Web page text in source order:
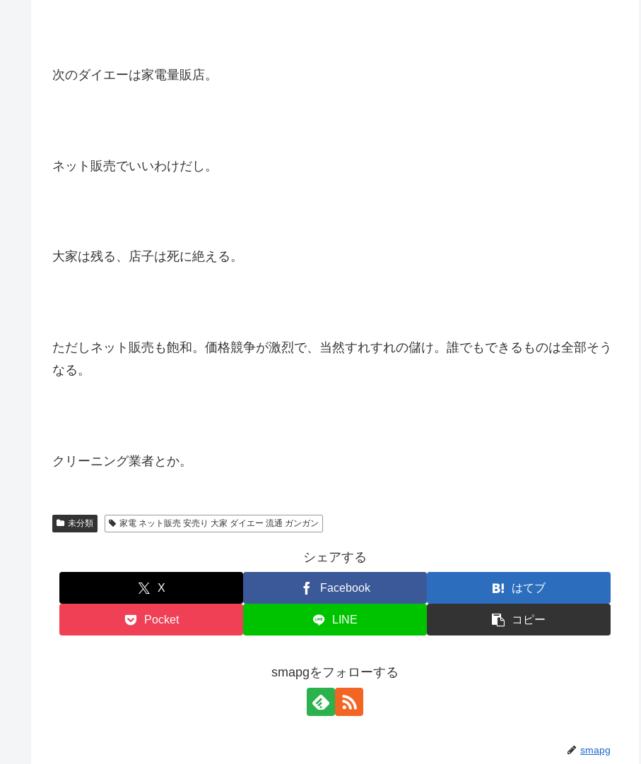
次のダイエーは家電量販店。
ネット販売でいいわけだし。
大家は残る、店子は死に絶える。
ただしネット販売も飽和。価格競争が激烈で、当然すれすれの儲け。誰でもできるものは全部そう
なる。
クリーニング業者とか。
未分類 家電 ネット販売 安売り 大家 ダイエー 流通 ガンガン
シェアする
X Facebook はてブ
Pocket LINE コピー
smapgをフォローする
smapg